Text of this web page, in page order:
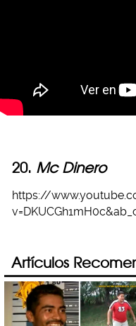
20. Mc Dinero
https://
Artículos